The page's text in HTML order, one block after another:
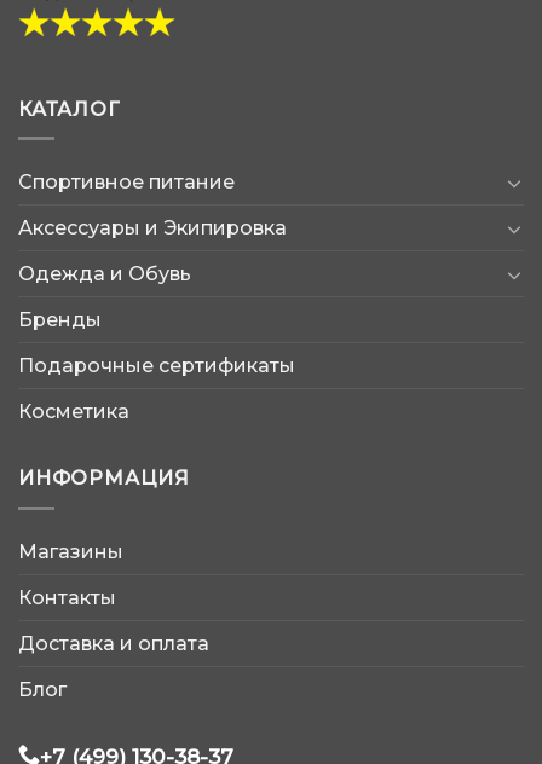
КАТАЛОГ
Спортивное питание
Аксессуары и Экипировка
Одежда и Обувь
Бренды
Подарочные сертификаты
Косметика
ИНФОРМАЦИЯ
Магазины
Контакты
Доставка и оплата
Блог
+7 (499) 130-38-37